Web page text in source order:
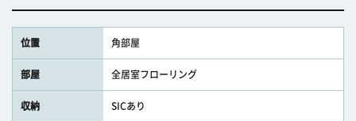
位置 角部屋
部屋 全居室フローリング
収納 SICあり